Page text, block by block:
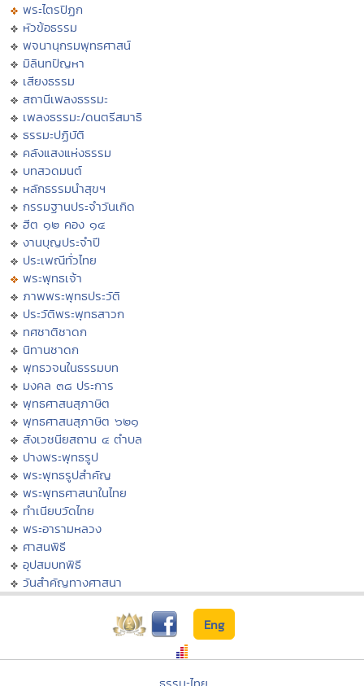
พระไตรปิฏก
หัวข้อธรรม
พจนานุกรมพุทธศาสน์
มิลินทปัญหา
เสียงธรรม
สถานีเพลงธรรมะ
เพลงธรรมะ/ดนตรีสมาธิ
ธรรมะปฏิบัติ
คลังแสงแห่งธรรม
บทสวดมนต์
หลักธรรมนำสุขฯ
กรรมฐานประจำวันเกิด
ฮีต ๑๒ คอง ๑๔
งานบุญประจำปี
ประเพณีทั่วไทย
พระพุทธเจ้า
ภาพพระพุทธประวัติ
ประวัติพระพุทธสาวก
ทศชาติชาดก
นิทานชาดก
พุทธวจนในธรรมบท
มงคล ๓๘ ประการ
พุทธศาสนสุภาษิต
พุทธศาสนสุภาษิต ๖๒๑
สังเวชนียสถาน ๔ ตำบล
ปางพระพุทธรูป
พระพุทธรูปสำคัญ
พระพุทธศาสนาในไทย
ทำเนียบวัดไทย
พระอารามหลวง
ศาสนพิธี
อุปสมบทพิธี
วันสำคัญทางศาสนา
Eng